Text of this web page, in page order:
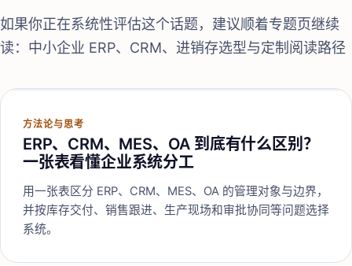
如果你正在系统性评估这个话题，建议顺着专题页继续
读： 中小企业 ERP、CRM、进销存选型与定制阅读路径
方法论与思考
ERP、CRM、MES、OA 到底有什么区别？
一张表看懂企业系统分工
用一张表区分 ERP、CRM、MES、OA 的管理对象与边界，
并按库存交付、销售跟进、生产现场和审批协同等问题选择
系统。